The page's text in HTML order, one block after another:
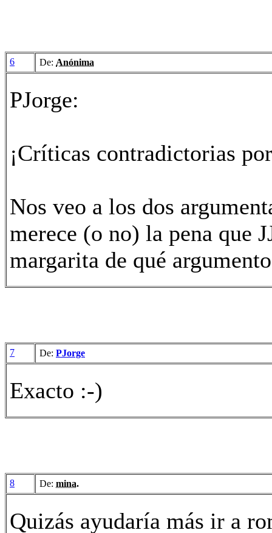
6 De: Anónima
PJorge:
¡Críticas contradictorias
Nos veo a los dos
merece (o no) la pena que
margarita de qué
7 De: PJorge
Exacto :-)
8 De: mina.
Quizás ayudaría más ir a